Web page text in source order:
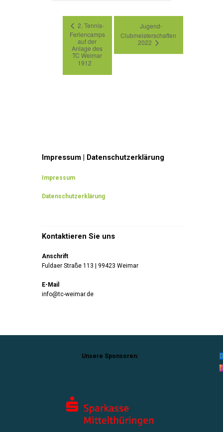
2. Tennis-
Feriencamps
auf der
Anlage des
TC Weimar
1912
Jugend-
Clubmeisterschaften
2022
Impressum | Datenschutzerklärung
Impressum
Datenschutzerklärung
Kontaktieren Sie uns
Anschrift
Fuldaer Straße 113 | 99423 Weimar
E-Mail
info@tc-weimar.de
Unsere Sponsoren: